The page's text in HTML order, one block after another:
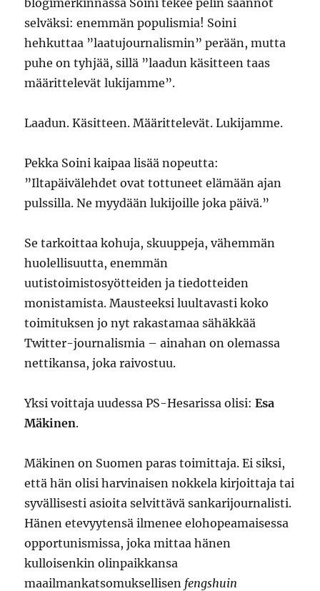
blogimerkinnässä Soini tekee pelin säännöt
selväksi: enemmän populismia! Soini
hehkuttaa ”laatujournalismin” perään, mutta
puhe on tyhjää, sillä ”laadun käsitteen taas
määrittelevät lukijamme”.
Laadun. Käsitteen. Määrittelevät. Lukijamme.
Pekka Soini kaipaa lisää nopeutta:
”Iltapäivälehdet ovat tottuneet elämään ajan
pulssilla. Ne myydään lukijoille joka päivä.”
Se tarkoittaa kohuja, skuuppeja, vähemmän
huolellisuutta, enemmän
uutistoimistosyötteiden ja tiedotteiden
monistamista. Mausteeksi luultavasti koko
toimituksen jo nyt rakastamaa sähäkkää
Twitter-journalismia – ainahan on olemassa
nettikansa, joka raivostuu.
Yksi voittaja uudessa PS-Hesarissa olisi:Esa
Mäkinen.
Mäkinen on Suomen paras toimittaja. Ei siksi,
että hän olisi harvinaisen nokkela kirjoittaja tai
syvällisesti asioita selvittävä sankarijournalisti.
Hänen etevyytensä ilmenee elohopeamaisessa
opportunismissa, joka mittaa hänen
kulloisenkin olinpaikkansa
maailmankatsomuksellisen fengshuin